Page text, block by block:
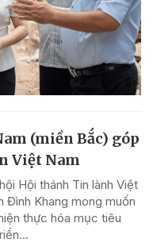
(miền Bắc) góp
Việt Nam
Hội thánh Tin lành Việt
Đình Khang mong muốn
thực hóa mục tiêu